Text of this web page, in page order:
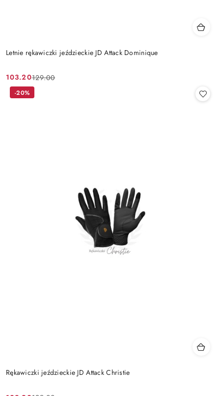
Letnie rękawiczki jeździeckie JD Attack Dominique
Cena
promocyjna:
103.20
Cena
przed
129.00
Rękawiczki jeździeckie JD Attack Christie
-20%